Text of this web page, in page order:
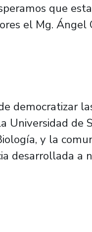
que
el Mg. Ángel
democratizar
Universidad de
y la
desarrollada a